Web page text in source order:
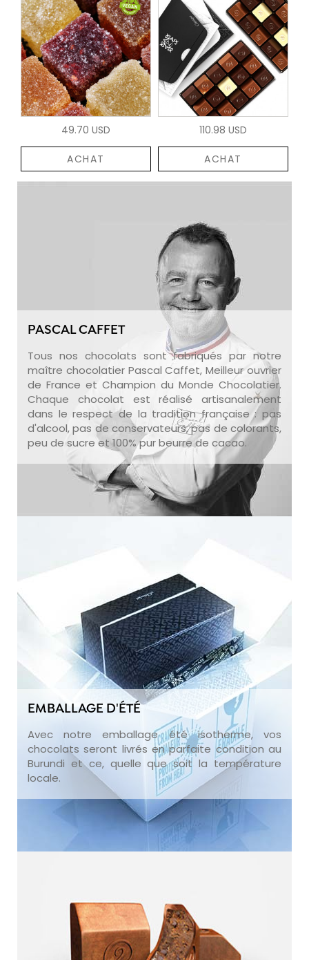
49.70 USD
ACHAT
110.98 USD
ACHAT
PASCAL CAFFET
Tous nos chocolats sont fabriqués par notre
maître chocolatier Pascal Caffet, Meilleur ouvrier
de France et Champion du Monde Chocolatier.
Chaque chocolat est réalisé artisanalement
dans le respect de la tradition française : pas
d'alcool, pas de conservateurs, pas de colorants,
peu de sucre et 100% pur beurre de cacao.
EMBALLAGE D'ÉTÉ
Avec notre emballage été isotherme, vos
chocolats seront livrés en parfaite condition au
Burundi et ce, quelle que soit la température
locale.